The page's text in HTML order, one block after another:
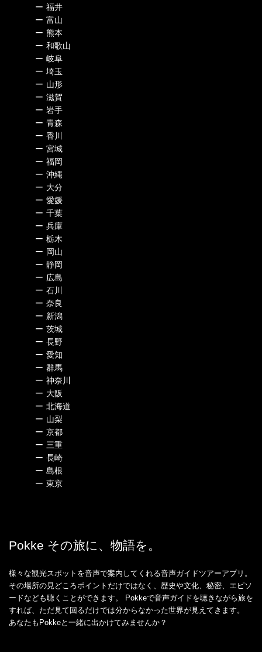
ー 福井
ー 富山
ー 熊本
ー 和歌山
ー 岐阜
ー 埼玉
ー 山形
ー 滋賀
ー 岩手
ー 青森
ー 香川
ー 宮城
ー 福岡
ー 沖縄
ー 大分
ー 愛媛
ー 千葉
ー 兵庫
ー 栃木
ー 岡山
ー 静岡
ー 広島
ー 石川
ー 奈良
ー 新潟
ー 茨城
ー 長野
ー 愛知
ー 群馬
ー 神奈川
ー 大阪
ー 北海道
ー 山梨
ー 京都
ー 三重
ー 長崎
ー 島根
ー 東京
Pokke その旅に、物語を。
様々な観光スポットを音声で案内してくれる音声ガイドツアーアプリ。
その場所の見どころポイントだけではなく、歴史や文化、秘密、エピソ
ードなども聴くことができます。 Pokkeで音声ガイドを聴きながら旅を
すれば、ただ見て回るだけでは分からなかった世界が見えてきます。
あなたもPokkeと一緒に出かけてみませんか？